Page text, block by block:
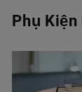
Phụ Kiện